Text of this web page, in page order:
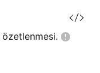
özetlenmesi.